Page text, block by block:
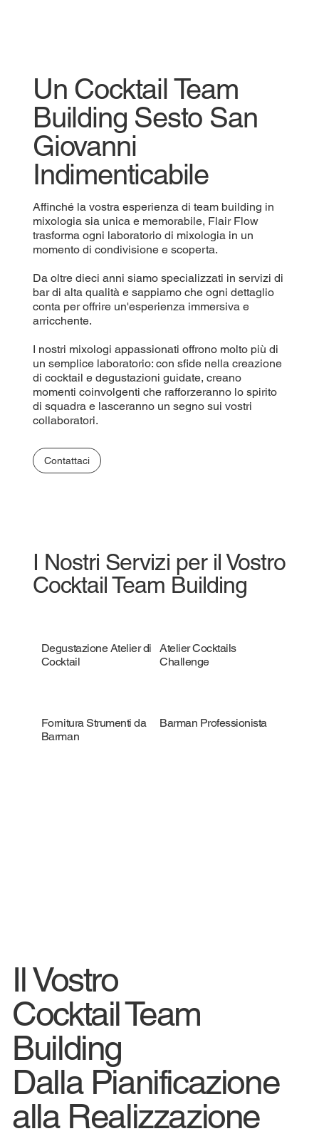
Un Cocktail Team
Building Sesto San
Giovanni
Indimenticabile
Affinché la vostra esperienza di team building in
mixologia sia unica e memorabile, Flair Flow
trasforma ogni laboratorio di mixologia in un
momento di condivisione e scoperta.
Da oltre dieci anni siamo specializzati in servizi di
bar di alta qualità e sappiamo che ogni dettaglio
conta per offrire un'esperienza immersiva e
arricchente.
I nostri mixologi appassionati offrono molto più di
un semplice laboratorio: con sfide nella creazione
di cocktail e degustazioni guidate, creano
momenti coinvolgenti che rafforzeranno lo spirito
di squadra e lasceranno un segno sui vostri
collaboratori.
Contattaci
I Nostri Servizi per il Vostro
Cocktail Team Building
Degustazione Atelier di
Cocktail
Atelier Cocktails
Challenge
Fornitura Strumenti da
Barman
Barman Professionista
Il Vostro
Cocktail Team
Building
Dalla Pianificazione
alla Realizzazione